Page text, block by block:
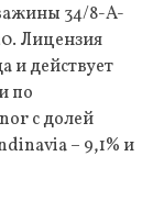
34/8-A-
Лицензия
и действует
по
с долей
– 9,1% и